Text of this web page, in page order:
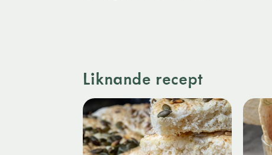
Liknande recept